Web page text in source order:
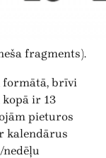
fragments).
formātā, brīvi
ir 13
pieturos
kalendārus